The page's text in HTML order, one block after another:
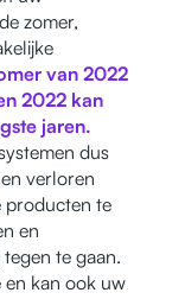
zomer,
van 2022
2022 kan
jaren.
dus
verloren
producten te
en
te gaan.
en kan ook uw